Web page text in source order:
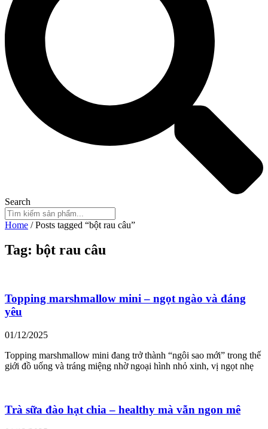
Search
Home / Posts tagged “bột rau câu”
Tag: bột rau câu
Topping marshmallow mini – ngọt ngào và đáng
yêu
01/12/2025
Topping marshmallow mini đang trở thành “ngôi sao mới” trong thế
giới đồ uống và tráng miệng nhờ ngoại hình nhỏ xinh, vị ngọt nhẹ
Trà sữa đào hạt chia – healthy mà vẫn ngon mê